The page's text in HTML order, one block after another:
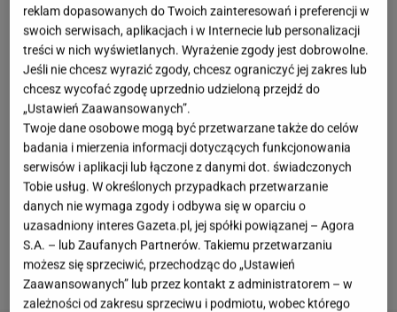
Gąsówka fioletowawa, jak sama nazwa wskazuje na
nietypowy jak dla grzybów kolor. W Polsce rośnie
dość pospolicie, ale mało osób wie, czy jest jadalna.
Grzybowi ignoranci pewnie użyją swojego
ulubionego powiedzonka, że
jadalne, ale niektóre tylko raz. To jest bzdurą, bo
wszystkiegrzybysą jadalne tylko raz ( bo czy ktoś
zjada zjedzone już wcześniej grzyby?), z tym że
niektóre z przykrymi skutkami. No cóż, przypadek
gąsówki jest o tyle ciekawy, że jest ona i jadalna, i
niejadalna jednocześnie.
reklam dopasowanych do Twoich zainteresowań i preferencji w
swoich serwisach, aplikacjach i w Internecie lub personalizacji
treści w nich wyświetlanych. Wyrażenie zgody jest dobrowolne.
Jeśli nie chcesz wyrazić zgody, chcesz ograniczyć jej zakres lub
chcesz wycofać zgodę uprzednio udzieloną przejdź do
„Ustawień Zaawansowanych”.
Twoje dane osobowe mogą być przetwarzane także do celów
badania i mierzenia informacji dotyczących funkcjonowania
serwisów i aplikacji lub łączone z danymi dot. świadczonych
Tobie usług. W określonych przypadkach przetwarzanie
danych nie wymaga zgody i odbywa się w oparciu o
uzasadniony interes Gazeta.pl, jej spółki powiązanej – Agora
S.A. – lub Zaufanych Partnerów. Takiemu przetwarzaniu
możesz się sprzeciwić, przechodząc do „Ustawień
Zaawansowanych” lub przez kontakt z administratorem – w
zależności od zakresu sprzeciwu i podmiotu, wobec którego